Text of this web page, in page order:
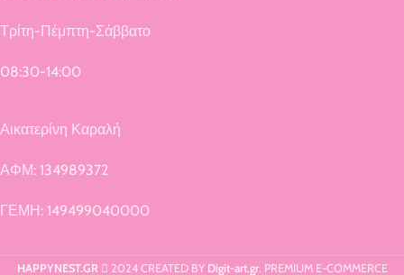
Τρίτη-Πέμπτη-Σάββατο
08:30-14:00
Αικατερίνη Καραλή
ΑΦΜ: 134989372
ΓΕΜΗ: 149499040000
HAPPYNEST.GR 2024 CREATED BY Digit-art.gr. PREMIUM E-COMMERCE